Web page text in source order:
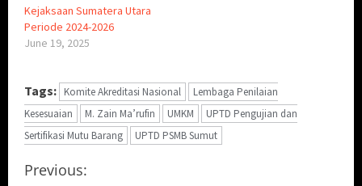
Kejaksaan Sumatera Utara
Periode 2024-2026
June 19, 2025
Tags: Komite Akreditasi Nasional
Lembaga Penilaian
Kesesuaian
M. Zain Ma’rufin UMKM
UPTD Pengujian dan
Sertifikasi Mutu Barang
UPTD PSMB Sumut
C
Previous: